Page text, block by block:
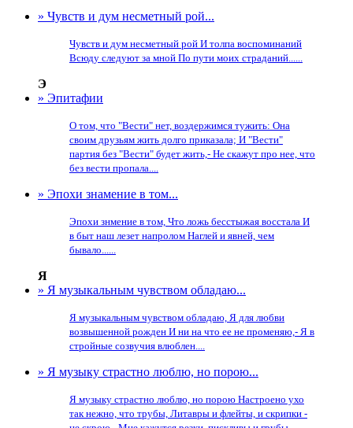
» Чувств и дум несметный рой...
Чувств и дум несметный рой И толпа воспоминаний
Всюду следуют за мной По пути моих страданий......
Э
» Эпитафии
О том, что "Вести" нет, воздержимся тужить: Она
своим друзьям жить долго приказала; И "Вести"
партия без "Вести" будет жить,- Не скажут про нее, что
без вести пропала....
» Эпохи знамение в том...
Эпохи знмение в том, Что ложь бесстыжая восстала И
в быт наш лезет напролом Наглей и явней, чем
бывало......
Я
» Я музыкальным чувством обладаю...
Я музыкальным чувством обладаю, Я для любви
возвышенной рожден И ни на что ее не променяю,- Я в
стройные созвучия влюблен....
» Я музыку страстно люблю, но порою...
Я музыку страстно люблю, но порою Настроено ухо
так нежно, что трубы, Литавры и флейты, и скрипки -